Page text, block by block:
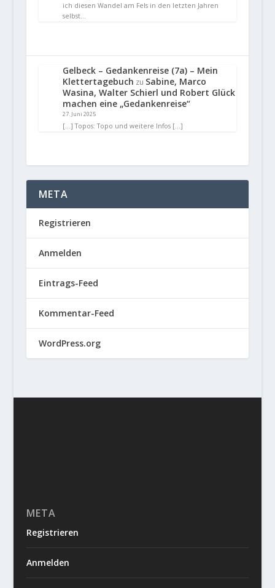
ich diesen Wandel am Fels in den letzten Jahren
selbst…
Gelbeck – Gedankenreise (7a) – Mein
Klettertagebuch zu Sabine, Marco
Wasina, Walter Schierl und Robert Glück
machen eine „Gedankenreise“
27. Juni 2025
[…] Topos: Topo und weitere Infos […]
META
Registrieren
Anmelden
Eintrags-Feed
Kommentar-Feed
WordPress.org
META
Registrieren
Anmelden